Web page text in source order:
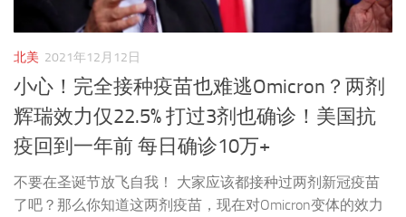
北美 2021年12月12日
小心！完全接种疫苗也难逃Omicron？两剂
辉瑞效力仅22.5% 打过3剂也确诊！美国抗
疫回到一年前 每日确诊10万+
不要在圣诞节放飞自我！ 大家应该都接种过两剂新冠疫苗
了吧？那么你知道这两剂疫苗，现在对Omicron变体的效力